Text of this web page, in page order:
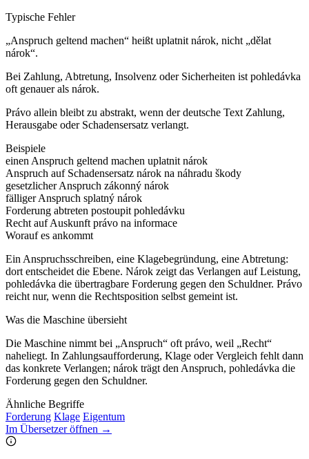
Typische Fehler
„Anspruch geltend machen“ heißt uplatnit nárok, nicht „dělat
nárok“.
Bei Zahlung, Abtretung, Insolvenz oder Sicherheiten ist pohledávka
oft genauer als nárok.
Právo allein bleibt zu abstrakt, wenn der deutsche Text Zahlung,
Herausgabe oder Schadensersatz verlangt.
Beispiele
einen Anspruch geltend machen uplatnit nárok
Anspruch auf Schadensersatz nárok na náhradu škody
gesetzlicher Anspruch zákonný nárok
fälliger Anspruch splatný nárok
Forderung abtreten postoupit pohledávku
Recht auf Auskunft právo na informace
Worauf es ankommt
Ein Anspruchsschreiben, eine Klagebegründung, eine Abtretung:
dort entscheidet die Ebene. Nárok zeigt das Verlangen auf Leistung,
pohledávka die übertragbare Forderung gegen den Schuldner. Právo
reicht nur, wenn die Rechtsposition selbst gemeint ist.
Was die Maschine übersieht
Die Maschine nimmt bei „Anspruch“ oft právo, weil „Recht“
naheliegt. In Zahlungsaufforderung, Klage oder Vergleich fehlt dann
das konkrete Verlangen; nárok trägt den Anspruch, pohledávka die
Forderung gegen den Schuldner.
Ähnliche Begriffe
Forderung Klage Eigentum
Im Übersetzer öffnen →